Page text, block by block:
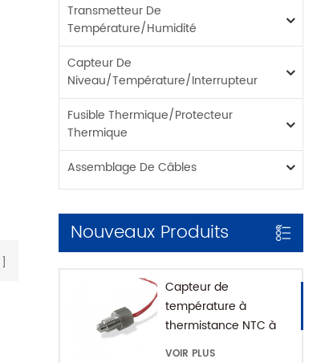
Transmetteur De
Température/humidité
Capteur De
Niveau/température/interrupteur
Fusible Thermique/protecteur
Thermique
Assemblage De Câbles
Nouveaux Produits
Capteur de
température à
thermistance NTC à
montage fileté pour
VOIR PLUS